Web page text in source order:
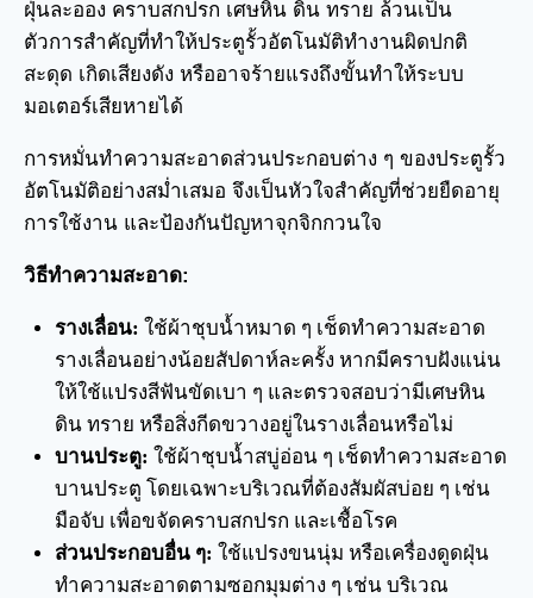
ฝุ่นละออง คราบสกปรก เศษหิน ดิน ทราย ล้วนเป็น
ตัวการสำคัญที่ทำให้ประตูรั้วอัตโนมัติทำงานผิดปกติ
สะดุด เกิดเสียงดัง หรืออาจร้ายแรงถึงขั้นทำให้ระบบ
มอเตอร์เสียหายได้
การหมั่นทำความสะอาดส่วนประกอบต่าง ๆ ของประตูรั้ว
อัตโนมัติอย่างสม่ำเสมอ จึงเป็นหัวใจสำคัญที่ช่วยยืดอายุ
การใช้งาน และป้องกันปัญหาจุกจิกกวนใจ
วิธีทำความสะอาด:
รางเลื่อน: ใช้ผ้าชุบน้ำหมาด ๆ เช็ดทำความสะอาด
รางเลื่อนอย่างน้อยสัปดาห์ละครั้ง หากมีคราบฝังแน่น
ให้ใช้แปรงสีฟันขัดเบา ๆ และตรวจสอบว่ามีเศษหิน
ดิน ทราย หรือสิ่งกีดขวางอยู่ในรางเลื่อนหรือไม่
บานประตู: ใช้ผ้าชุบน้ำสบู่อ่อน ๆ เช็ดทำความสะอาด
บานประตู โดยเฉพาะบริเวณที่ต้องสัมผัสบ่อย ๆ เช่น
มือจับ เพื่อขจัดคราบสกปรก และเชื้อโรค
ส่วนประกอบอื่น ๆ: ใช้แปรงขนนุ่ม หรือเครื่องดูดฝุ่น
ทำความสะอาดตามซอกมุมต่าง ๆ เช่น บริเวณ